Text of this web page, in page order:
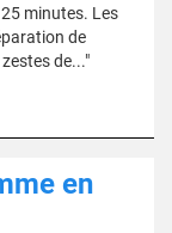
minutes. Les
de
de..."
en